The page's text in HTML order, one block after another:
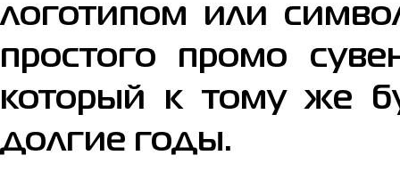
логотипом или
простого промо
который к тому же
долгие годы.